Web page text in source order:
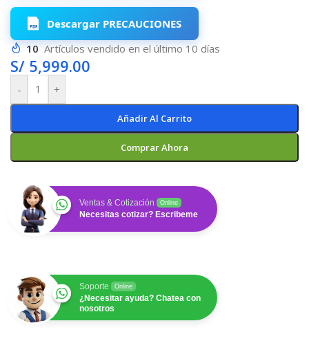
Descargar PRECAUCIONES
10 Artículos vendido en el último 10 días
S/ 5,999.00
- +
Añadir Al Carrito
Comprar Ahora
Ventas & Cotización Online
Necesitas cotizar? Escribeme
Soporte Online
¿Necesitar ayuda? Chatea con
nosotros